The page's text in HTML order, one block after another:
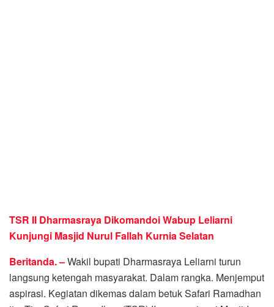
TSR II Dharmasraya Dikomandoi Wabup Leliarni
Kunjungi Masjid Nurul Fallah Kurnia Selatan
Beritanda. –Wakil bupati Dharmasraya Leliarni turun
langsung ketengah masyarakat. Dalam rangka. Menjemput
aspirasi. Kegiatan dikemas dalam betuk Safari Ramadhan